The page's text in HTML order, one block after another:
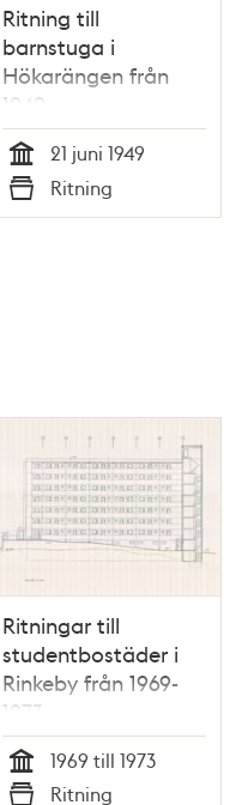
Ritning till
barnstuga i
Hökarängen från
1949
Tid
21 juni 1949
Typ
Ritning
Ritningar till
studentbostäder i
Rinkeby från 1969-
1973
Tid
1969 till 1973
Ritning